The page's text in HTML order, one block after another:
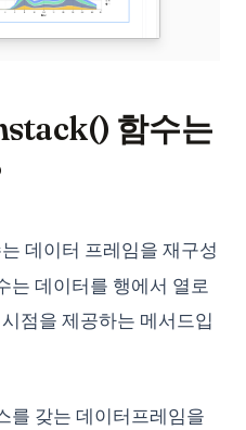
함수는
데이터 프레임을 재구성
는 데이터를 행에서 열로
점을 제공하는 메서드입
를 갖는 데이터프레임을